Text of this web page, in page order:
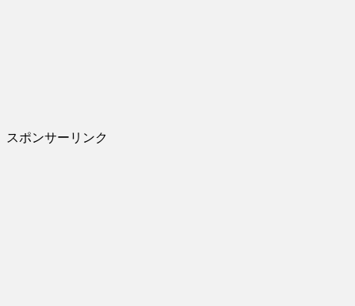
スポンサーリンク